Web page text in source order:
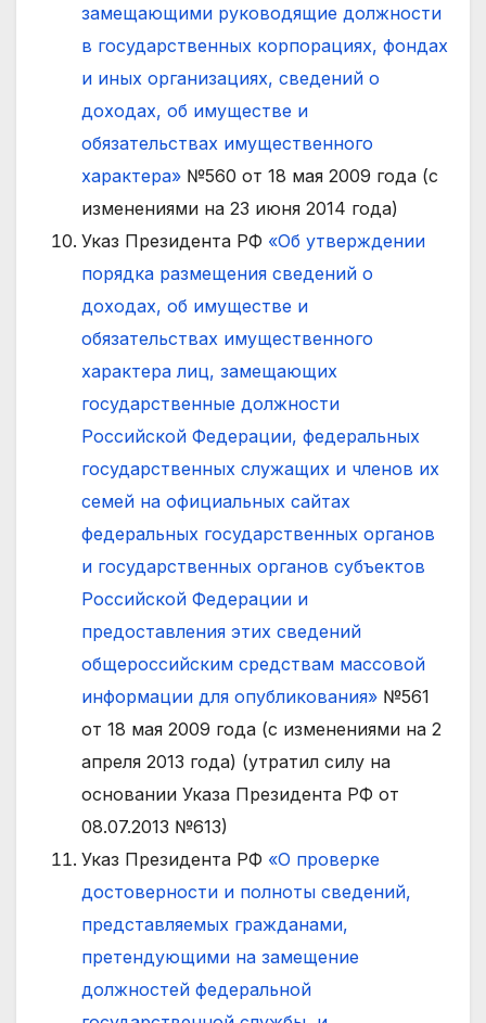
замещающими руководящие должности
в государственных корпорациях, фондах
и иных организациях, сведений о
доходах, об имуществе и
обязательствах имущественного
характера» №560 от 18 мая 2009 года (с
изменениями на 23 июня 2014 года)
Указ Президента РФ «Об утверждении
порядка размещения сведений о
доходах, об имуществе и
обязательствах имущественного
характера лиц, замещающих
государственные должности
Российской Федерации, федеральных
государственных служащих и членов их
семей на официальных сайтах
федеральных государственных органов
и государственных органов субъектов
Российской Федерации и
предоставления этих сведений
общероссийским средствам массовой
информации для опубликования» №561
от 18 мая 2009 года (с изменениями на 2
апреля 2013 года) (утратил силу на
основании Указа Президента РФ от
08.07.2013 №613)
Указ Президента РФ «О проверке
достоверности и полноты сведений,
представляемых гражданами,
претендующими на замещение
должностей федеральной